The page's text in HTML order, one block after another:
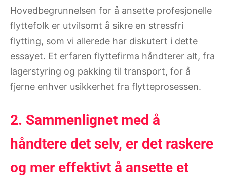
Hovedbegrunnelsen for å ansette profesjonelle
flyttefolk er utvilsomt å sikre en stressfri
flytting, som vi allerede har diskutert i dette
essayet. Et erfaren flyttefirma håndterer alt, fra
lagerstyring og pakking til transport, for å
fjerne enhver usikkerhet fra flytteprosessen.
2. Sammenlignet med å
håndtere det selv, er det raskere
og mer effektivt å ansette et